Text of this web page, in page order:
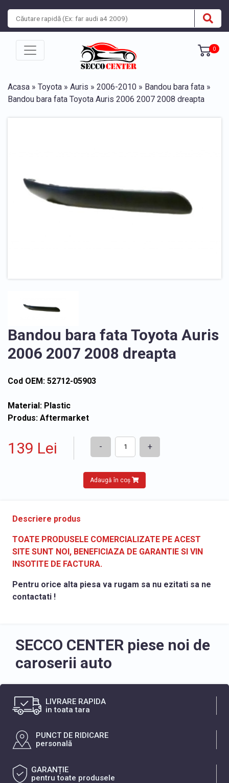
0
Acasa » Toyota » Auris » 2006-2010 » Bandou bara fata »
Bandou bara fata Toyota Auris 2006 2007 2008 dreapta
Bandou bara fata Toyota Auris
2006 2007 2008 dreapta
Cod OEM: 52712-05903
Material: Plastic
Produs: Aftermarket
139 Lei - +
Adaugă în coș
Descriere produs
TOATE PRODUSELE COMERCIALIZATE PE ACEST
SITE SUNT NOI, BENEFICIAZA DE GARANTIE SI VIN
INSOTITE DE FACTURA.
Pentru orice alta piesa va rugam sa nu ezitati sa ne
contactati !
SECCO CENTER piese noi de
caroserii auto
LIVRARE RAPIDA
in toata tara
PUNCT DE RIDICARE
personală
GARANȚIE
pentru toate produsele